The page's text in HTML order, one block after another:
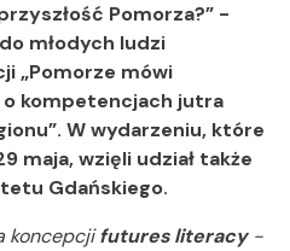
Pomorza?” -
młodych ludzi
„Pomorze mówi
o kompetencjach jutra
W wydarzeniu, które
maja, wzięli udział także
Gdańskiego.
koncepcjifutures literacy -